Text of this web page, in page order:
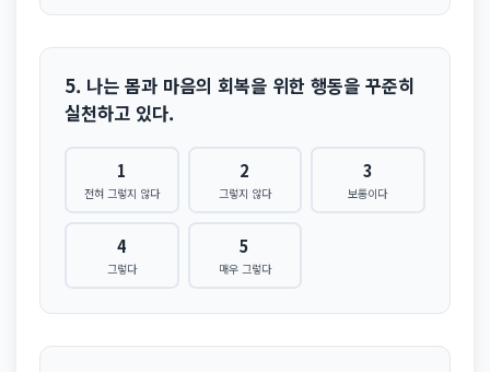
5. 나는 몸과 마음의 회복을 위한 행동을 꾸준히
실천하고 있다.
1
전혀 그렇지 않다
2
그렇지 않다
3
보통이다
4
그렇다
5
매우 그렇다